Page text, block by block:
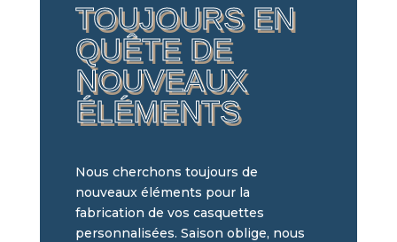
TOUJOURS EN
QUÊTE DE
NOUVEAUX
ÉLÉMENTS
Nous cherchons toujours de
nouveaux éléments pour la
fabrication de vos casquettes
personnalisées. Saison oblige, nous